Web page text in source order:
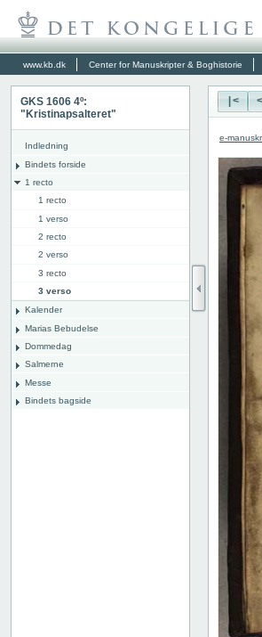
www.kb.dk Center for Manuskripter & Boghistorie
GKS 1606 4º:
"Kristinapsalteret"
Indledning
Bindets forside
1 recto
1 recto
1 verso
2 recto
2 verso
3 recto
3 verso
Kalender
Marias Bebudelse
Dommedag
Salmerne
Messe
Bindets bagside
|< <
e-